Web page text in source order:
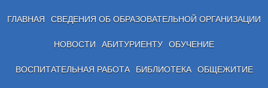
ГЛАВНАЯ СВЕДЕНИЯ ОБ ОБРАЗОВАТЕЛЬНОЙ ОРГАНИЗАЦИИ
НОВОСТИ АБИТУРИЕНТУ ОБУЧЕНИЕ
ВОСПИТАТЕЛЬНАЯ РАБОТА БИБЛИОТЕКА ОБЩЕЖИТИЕ